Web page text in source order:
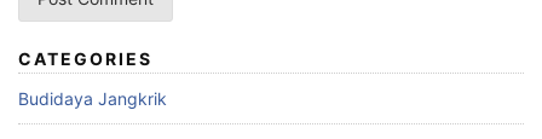
CATEGORIES
Budidaya Jangkrik